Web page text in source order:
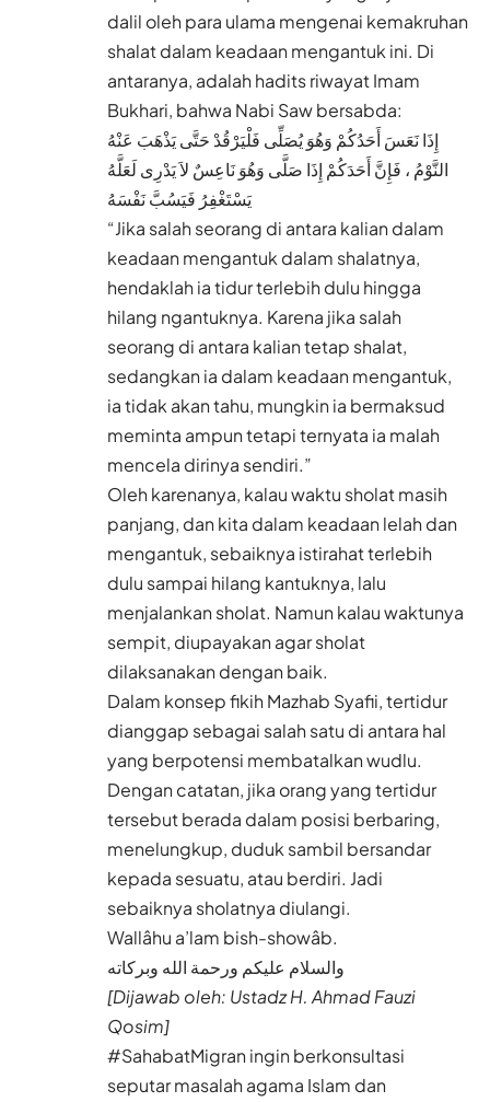
dalil oleh para ulama mengenai kemakruhan
shalat dalam keadaan mengantuk ini. Di
antaranya, adalah hadits riwayat Imam
Bukhari, bahwa Nabi Saw bersabda:
إِذَا نَعَسَ أَحَدُكُمْ وَهُوَ يُصَلِّى فَلْيَرْقُدْ حَتَّى يَذْهَبَ عَنْهُ
النَّوْمُ ، فَإِنَّ أَحَدَكُمْ إِذَا صَلَّى وَهُوَ نَاعِسٌ لاَ يَدْرِى لَعَلَّهُ
يَسْتَغْفِرُ فَيَسُبَّ نَفْسَهُ
“Jika salah seorang di antara kalian dalam
keadaan mengantuk dalam shalatnya,
hendaklah ia tidur terlebih dulu hingga
hilang ngantuknya. Karena jika salah
seorang di antara kalian tetap shalat,
sedangkan ia dalam keadaan mengantuk,
ia tidak akan tahu, mungkin ia bermaksud
meminta ampun tetapi ternyata ia malah
mencela dirinya sendiri.”
Oleh karenanya, kalau waktu sholat masih
panjang, dan kita dalam keadaan lelah dan
mengantuk, sebaiknya istirahat terlebih
dulu sampai hilang kantuknya, lalu
menjalankan sholat. Namun kalau waktunya
sempit, diupayakan agar sholat
dilaksanakan dengan baik.
Dalam konsep fikih Mazhab Syafii, tertidur
dianggap sebagai salah satu di antara hal
yang berpotensi membatalkan wudlu.
Dengan catatan, jika orang yang tertidur
tersebut berada dalam posisi berbaring,
menelungkup, duduk sambil bersandar
kepada sesuatu, atau berdiri. Jadi
sebaiknya sholatnya diulangi.
Wallâhu a’lam bish-showâb.
والسلام عليكم ورحمة الله وبركاته
[Dijawab oleh: Ustadz H. Ahmad Fauzi
Qosim]
#SahabatMigran ingin berkonsultasi
seputar masalah agama Islam dan